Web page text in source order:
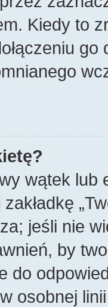
Kiedy to
wątek lub
jeśli nie
by
do
osobnej